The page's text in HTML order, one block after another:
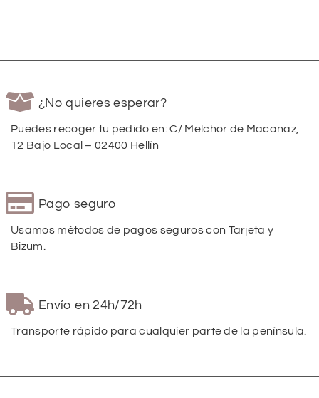
¿No quieres esperar?
Puedes recoger tu pedido en: C/ Melchor de Macanaz,
12 Bajo Local – 02400 Hellín
Pago seguro
Usamos métodos de pagos seguros con Tarjeta y
Bizum.
Envío en 24h/72h
Transporte rápido para cualquier parte de la península.